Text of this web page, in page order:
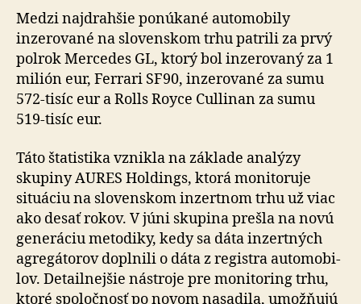
Medzi najdrahšie ponúkané automobily
inzerované na slo­ven­skom trhu patrili za prvý
pol­rok Mercedes GL, ktorý bol in­ze­ro­va­ný za 1
milión eur, Ferrari SF90, in­ze­ro­va­né za sumu
572-tisíc eur a Rolls Royce Cullinan za su­mu
519-tisíc eur.
Táto štatistika vznikla na základe analýzy
skupiny AURES Holdings, ktorá mo­ni­to­ru­je
situáciu na slo­ven­skom inzertnom trhu už viac
ako desať rokov. V júni skupina prešla na novú
ge­ne­rá­ciu metodiky, kedy sa dáta inzertných
agregátorov doplnili o dáta z re­gistra auto­mo­bi­
lov. Detailnejšie nástroje pre mo­ni­to­ring trhu,
ktoré spoločnosť po no­vom nasadila, umožňujú